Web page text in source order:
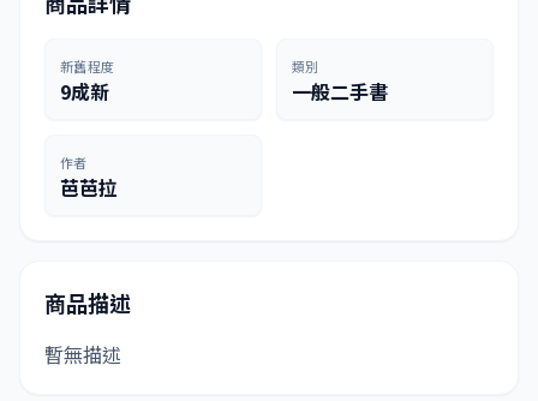
新舊程度
9成新
類別
一般二手書
作者
芭芭拉
商品描述
暫無描述